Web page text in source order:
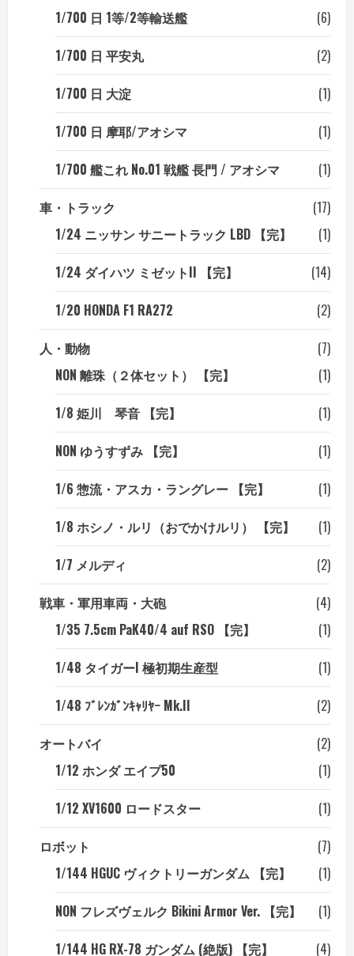
1/700 日 1等/2等輸送艦
(6)
1/700 日 平安丸
(2)
1/700 日 大淀
(1)
1/700 日 摩耶/アオシマ
(1)
1/700 艦これ No.01 戦艦 長門 / アオシマ
(1)
車・トラック
(17)
1/24 ニッサン サニートラック LBD 【完】
(1)
1/24 ダイハツ ミゼットII 【完】
(14)
1/20 HONDA F1 RA272
(2)
人・動物
(7)
NON 離珠（２体セット） 【完】
(1)
1/8 姫川 琴音 【完】
(1)
NON ゆうすずみ 【完】
(1)
1/6 惣流・アスカ・ラングレー 【完】
(1)
1/8 ホシノ・ルリ（おでかけルリ） 【完】
(1)
1/7 メルディ
(2)
戦車・軍用車両・大砲
(4)
1/35 7.5cm PaK40/4 auf RSO 【完】
(1)
1/48 タイガーI 極初期生産型
(1)
1/48 ﾌﾞﾚﾝｶﾞﾝｷｬﾘﾔｰ Mk.II
(2)
オートバイ
(2)
1/12 ホンダ エイプ50
(1)
1/12 XV1600 ロードスター
(1)
ロボット
(7)
1/144 HGUC ヴィクトリーガンダム 【完】
(1)
NON フレズヴェルク Bikini Armor Ver. 【完】
(1)
1/144 HG RX-78 ガンダム (絶版) 【完】
(4)